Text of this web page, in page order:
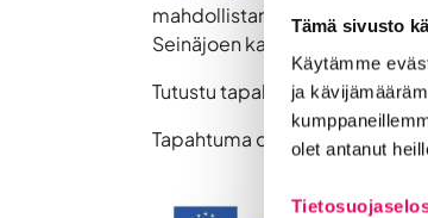
Tämä sivusto
Käytämme
ja
olet antanut
mahdollistamassa
Seinäjoen kaupunki, Etelä-
Tutustu tapahtumaan ja
Tapahtuma on MAKSUTON.